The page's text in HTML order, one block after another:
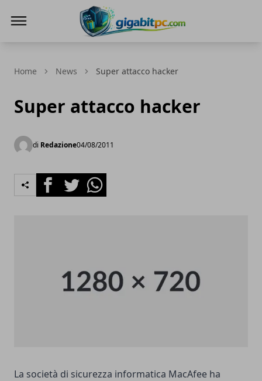
Home News Super attacco hacker
Super attacco hacker
di Redazione04/08/2011
FacebookTwitterWhatsapp
La società di sicurezza informatica MacAfee ha